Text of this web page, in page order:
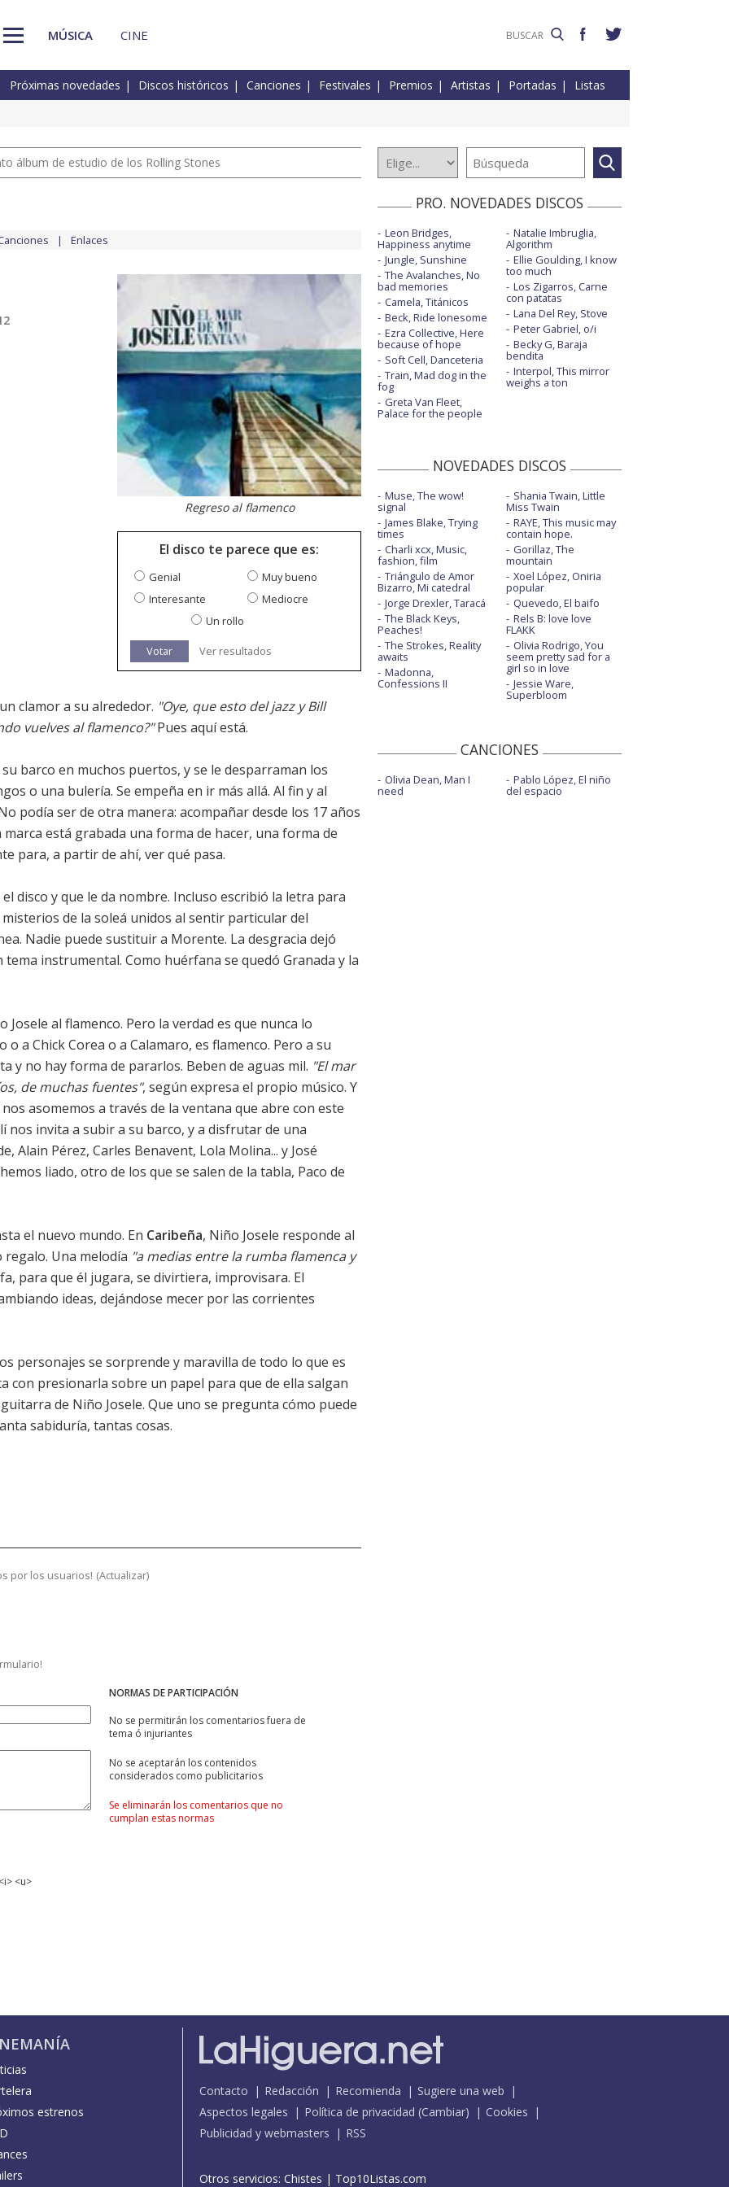
MÚSICA CINE
Próximas novedades Discos históricos Canciones Festivales Premios Artistas Portadas Listas
álbum de estudio de los Rolling Stones
Enlaces
Regreso al flamenco
El disco te parece que es:
Genial
Muy bueno
Interesante
Mediocre
Un rollo
Votar Ver resultados
clamor a su alrededor. "Oye, que esto del jazz y Bill
vuelves al flamenco?"Pues aquí está.
barco en muchos puertos, y se le desparraman los
o una bulería. Se empeña en ir más allá. Al fin y al
podía ser de otra manera: acompañar desde los 17 años
está grabada una forma de hacer, una forma de
para, a partir de ahí, ver qué pasa.
disco y que le da nombre. Incluso escribió la letra para
de la soleá unidos al sentir particular del
Nadie puede sustituir a Morente. La desgracia dejó
instrumental. Como huérfana se quedó Granada y la
al flamenco. Pero la verdad es que nunca lo
a Chick Corea o a Calamaro, es flamenco. Pero a su
y no hay forma de pararlos. Beben de aguas mil. "El mar
de muchas fuentes", según expresa el propio músico. Y
asomemos a través de la ventana que abre con este
nos invita a subir a su barco, y a disfrutar de una
Alain Pérez, Carles Benavent, Lola Molina... y José
liado, otro de los que se salen de la tabla, Paco de
el nuevo mundo. En Caribeña, Niño Josele responde al
Una melodía "a medias entre la rumba flamenca y
para que él jugara, se divirtiera, improvisara. El
ideas, dejándose mecer por las corrientes
personajes se sorprende y maravilla de todo lo que es
con presionarla sobre un papel para que de ella salgan
de Niño Josele. Que uno se pregunta cómo puede
sabiduría, tantas cosas.
por los usuarios! (Actualizar)
NORMAS DE PARTICIPACIÓN
No se permitirán los comentarios fuera de
tema ó injuriantes
No se aceptarán los contenidos
considerados como publicitarios
Se eliminarán los comentarios que no
cumplan estas normas
<u>
PRO. NOVEDADES DISCOS
Leon Bridges,
Happiness anytime
Jungle, Sunshine
The Avalanches, No
bad memories
Camela, Titánicos
Beck, Ride lonesome
Ezra Collective, Here
because of hope
Soft Cell, Danceteria
Train, Mad dog in the
fog
Greta Van Fleet,
Palace for the people
Natalie Imbruglia,
Algorithm
Ellie Goulding, I know
too much
Los Zigarros, Carne
con patatas
Lana Del Rey, Stove
Peter Gabriel, o/i
Becky G, Baraja
bendita
Interpol, This mirror
weighs a ton
NOVEDADES DISCOS
Muse, The wow!
signal
James Blake, Trying
times
Charli xcx, Music,
fashion, film
Triángulo de Amor
Bizarro, Mi catedral
Jorge Drexler, Taracá
The Black Keys,
Peaches!
The Strokes, Reality
awaits
Madonna,
Confessions II
Shania Twain, Little
Miss Twain
RAYE, This music may
contain hope.
Gorillaz, The
mountain
Xoel López, Oniria
popular
Quevedo, El baifo
Rels B: love love
FLAKK
Olivia Rodrigo, You
seem pretty sad for a
girl so in love
Jessie Ware,
Superbloom
CANCIONES
Olivia Dean, Man I
need
Pablo López, El niño
del espacio
estrenos
Contacto Redacción Recomienda
Sugiere una web
Aspectos legales
Política de privacidad (Cambiar)
Cookies
Publicidad y webmasters
RSS
Otros servicios: Chistes | Top10Listas.com